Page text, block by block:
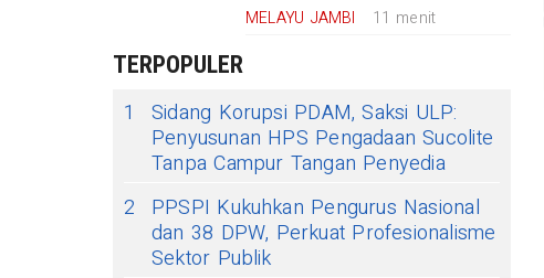
MELAYU JAMBI 11 menit
TERPOPULER
1
Sidang Korupsi PDAM, Saksi ULP:
Penyusunan HPS Pengadaan Sucolite
Tanpa Campur Tangan Penyedia
2
PPSPI Kukuhkan Pengurus Nasional
dan 38 DPW, Perkuat Profesionalisme
Sektor Publik